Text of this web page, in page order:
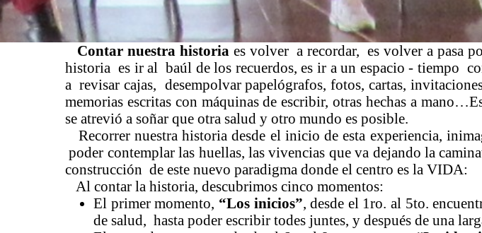
Contar nuestra historiaes volver a recordar, es volver a pasa
historia es ir al baúl de los recuerdos, es ir a un espacio - tiempo
a revisar cajas, desempolvar papelógrafos, fotos, cartas,
memorias escritas con máquinas de escribir, otras hechas a
se atrevió a soñar que otra salud y otro mundo es posible.
Recorrer nuestra historia desde el inicio de esta experiencia,
poder contemplar las huellas, las vivencias que va dejando la
construcción de este nuevo paradigma donde el centro es la VIDA:
Al contar la historia, descubrimos cinco momentos:
El primer momento, “Los inicios”, desde el 1ro. al 5to.
de salud, hasta poder escribir todes juntes, y después de una